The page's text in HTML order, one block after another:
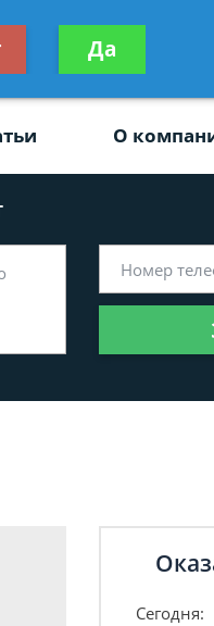
консультацию
бесплатно
О
Сегодня:
Да